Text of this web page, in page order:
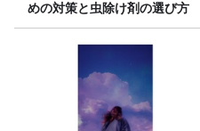
めの対策と虫除け剤の選び方